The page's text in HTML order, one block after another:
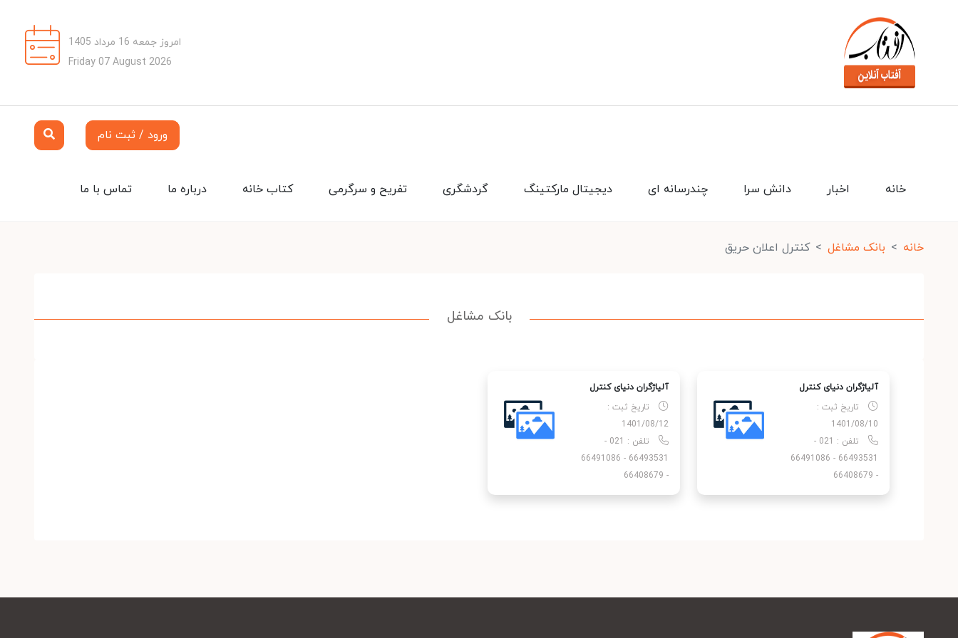
امروز جمعه 16 مرداد 1405
Friday 07 August 2026
ورود / ثبت نام
تماس با ما درباره ما کتاب خانه تفریح و سرگرمی گردشگری دیجیتال مارکتینگ چندرسانه ای دانش سرا اخبار خانه
خانه بانک مشاغل کنترل اعلان حریق
بانک مشاغل
آلیاژگران دنیای کنترل
تاریخ ثبت :
1401/08/10
تلفن : 021 -
66493531 - 66491086
- 66408679
آلیاژگران دنیای کنترل
تاریخ ثبت :
1401/08/12
تلفن : 021 -
66493531 - 66491086
- 66408679